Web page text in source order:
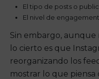
El tipo de posts o
El nivel de
Sin embargo,
lo cierto es que
reorganizando los
mostrar lo que